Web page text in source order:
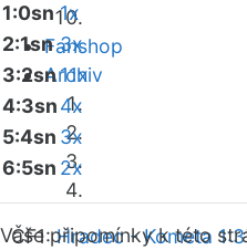
Fanshop
Archiv
ČF1:Hradec - Kometa 1:3
1:0sn 1x
2:1sn 3x
3:2sn11x
4:3sn4x
5:4sn 3x
6:5sn 2x
Vaše připomínky k této